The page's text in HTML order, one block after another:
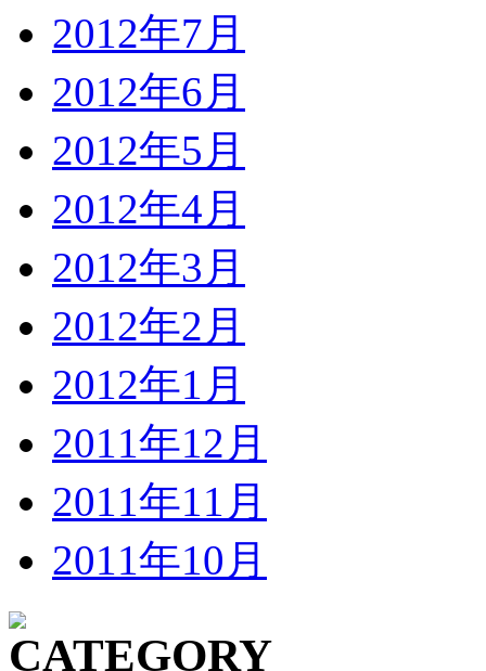
2012年7月
2012年6月
2012年5月
2012年4月
2012年3月
2012年2月
2012年1月
2011年12月
2011年11月
2011年10月